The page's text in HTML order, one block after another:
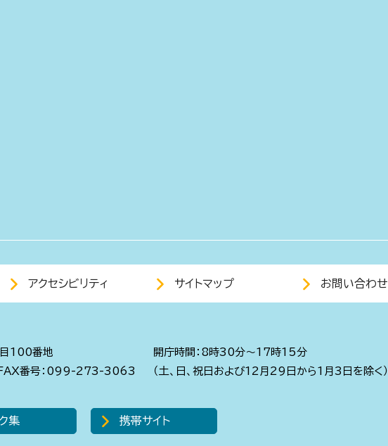
アクセシビリティ サイトマップ お問い合わせ
100番地
番号：099-273-3063
開庁時間：8時30分～17時15分
（土、日、祝日および12月29日から1月3日を除く）
集 携帯サイト